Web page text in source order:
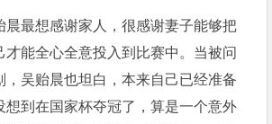
晨最想感谢家人，很感谢妻子能够把
才能全心全意投入到比赛中。当被问
，吴贻晨也坦白，本来自己已经准备
想到在国家杯夺冠了，算是一个意外